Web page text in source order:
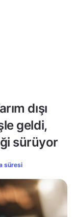
dışı
geldi,
sürüyor
süresi